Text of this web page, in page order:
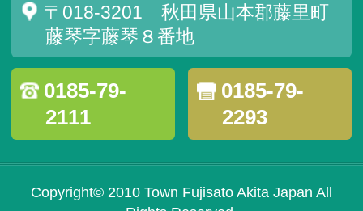
〒018-3201 秋田県山本郡藤里町
藤琴字藤琴８番地
0185-79-
2111
0185-79-
2293
Copyright© 2010 Town Fujisato Akita Japan All